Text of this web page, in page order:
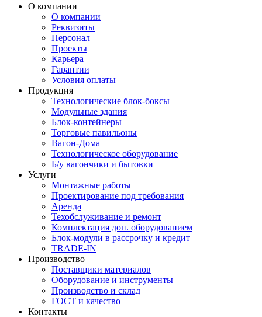
О компании
О компании
Реквизиты
Персонал
Проекты
Карьера
Гарантии
Условия оплаты
Продукция
Технологические блок-боксы
Модульные здания
Блок-контейнеры
Торговые павильоны
Вагон-Дома
Технологическое оборудование
Б/у вагончики и бытовки
Услуги
Монтажные работы
Проектирование под требования
Аренда
Техобслуживание и ремонт
Комплектация доп. оборудованием
Блок-модули в рассрочку и кредит
TRADE-IN
Производство
Поставщики материалов
Оборудование и инструменты
Производство и склад
ГОСТ и качество
Контакты